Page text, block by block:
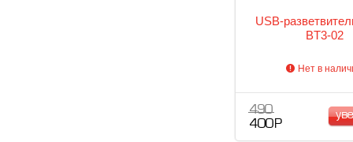
USB-
BT3-02
Нет в
490
400 Р